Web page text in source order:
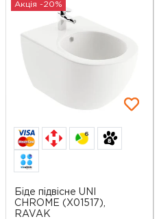
Акція -20%
6
Біде підвісне UNI
CHROME (X01517),
RAVAK